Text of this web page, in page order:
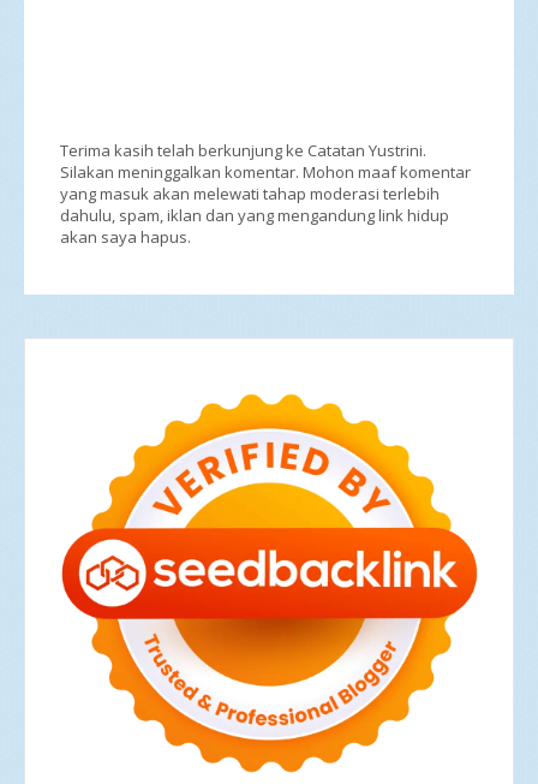
Terima kasih telah berkunjung ke Catatan Yustrini.
Silakan meninggalkan komentar. Mohon maaf komentar
yang masuk akan melewati tahap moderasi terlebih
dahulu, spam, iklan dan yang mengandung link hidup
akan saya hapus.